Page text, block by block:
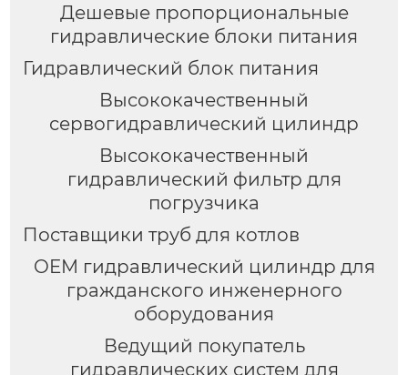
Дешевые пропорциональные
гидравлические блоки питания
Гидравлический блок питания
Высококачественный
сервогидравлический цилиндр
Высококачественный
гидравлический фильтр для
погрузчика
Поставщики труб для котлов
OEM гидравлический цилиндр для
гражданского инженерного
оборудования
Ведущий покупатель
гидравлических систем для